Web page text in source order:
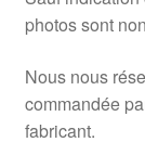
photos sont
Nous nous
commandée
fabricant.